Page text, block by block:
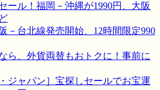
ール！福岡－沖縄が1990円、大阪
－台北線発売開始、12時間限定990
ら、外貨両替もおトクに！事前に
ジャパン］宝探しセールでお宝運